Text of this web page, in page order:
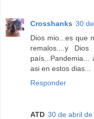
Crosshanks 30
Dios mio...es que
remalos....y
asi en estos dias...
Responder
ATD 30 de abril